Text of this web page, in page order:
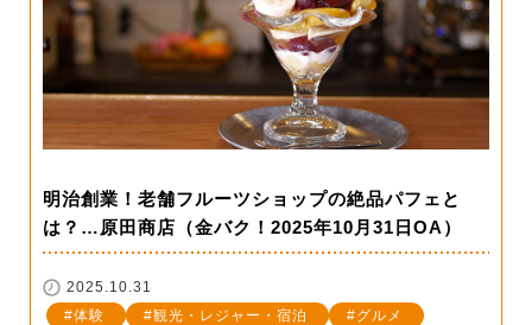
明治創業！老舗フルーツショップの絶品パフェと
は？…原田商店（金バク！2025年10月31日OA）
2025.10.31
体験
観光・レジャー・宿泊
グルメ